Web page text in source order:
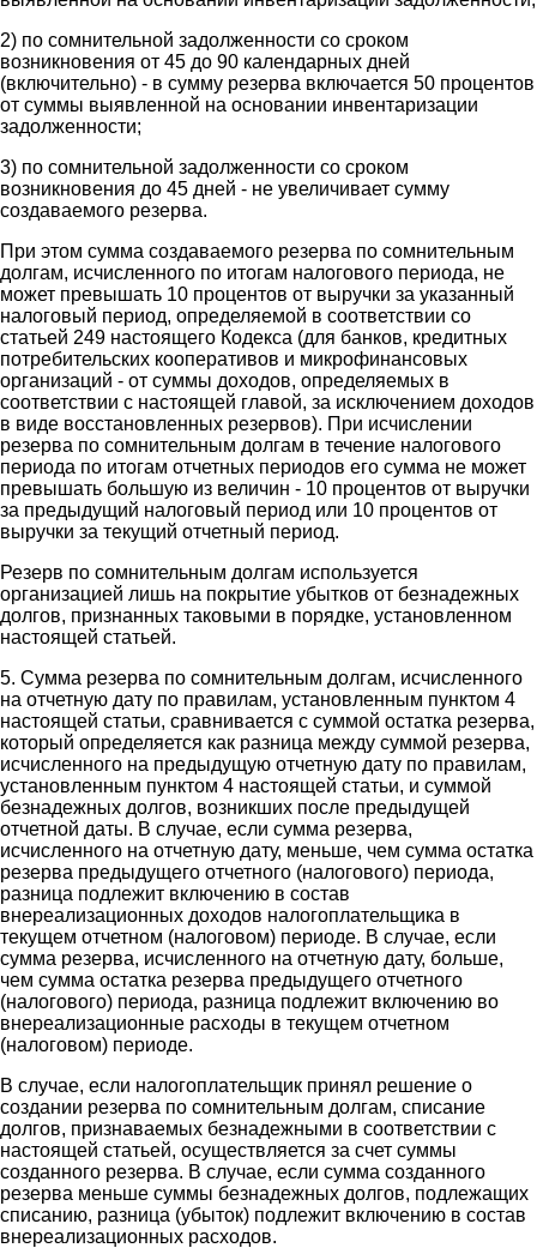
2) по сомнительной задолженности со сроком
возникновения от 45 до 90 календарных дней
(включительно) - в сумму резерва включается 50 процентов
от суммы выявленной на основании инвентаризации
задолженности;
3) по сомнительной задолженности со сроком
возникновения до 45 дней - не увеличивает сумму
создаваемого резерва.
При этом сумма создаваемого резерва по сомнительным
долгам, исчисленного по итогам налогового периода, не
может превышать 10 процентов от выручки за указанный
налоговый период, определяемой в соответствии со
статьей 249 настоящего Кодекса (для банков, кредитных
потребительских кооперативов и микрофинансовых
организаций - от суммы доходов, определяемых в
соответствии с настоящей главой, за исключением доходов
в виде восстановленных резервов). При исчислении
резерва по сомнительным долгам в течение налогового
периода по итогам отчетных периодов его сумма не может
превышать большую из величин - 10 процентов от выручки
за предыдущий налоговый период или 10 процентов от
выручки за текущий отчетный период.
Резерв по сомнительным долгам используется
организацией лишь на покрытие убытков от безнадежных
долгов, признанных таковыми в порядке, установленном
настоящей статьей.
5. Сумма резерва по сомнительным долгам, исчисленного
на отчетную дату по правилам, установленным пунктом 4
настоящей статьи, сравнивается с суммой остатка резерва,
который определяется как разница между суммой резерва,
исчисленного на предыдущую отчетную дату по правилам,
установленным пунктом 4 настоящей статьи, и суммой
безнадежных долгов, возникших после предыдущей
отчетной даты. В случае, если сумма резерва,
исчисленного на отчетную дату, меньше, чем сумма остатка
резерва предыдущего отчетного (налогового) периода,
разница подлежит включению в состав
внереализационных доходов налогоплательщика в
текущем отчетном (налоговом) периоде. В случае, если
сумма резерва, исчисленного на отчетную дату, больше,
чем сумма остатка резерва предыдущего отчетного
(налогового) периода, разница подлежит включению во
внереализационные расходы в текущем отчетном
(налоговом) периоде.
В случае, если налогоплательщик принял решение о
создании резерва по сомнительным долгам, списание
долгов, признаваемых безнадежными в соответствии с
настоящей статьей, осуществляется за счет суммы
созданного резерва. В случае, если сумма созданного
резерва меньше суммы безнадежных долгов, подлежащих
списанию, разница (убыток) подлежит включению в состав
внереализационных расходов.